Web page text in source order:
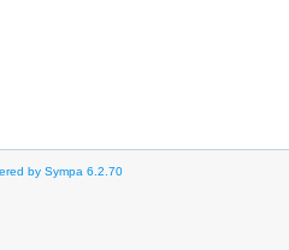
by Sympa 6.2.70